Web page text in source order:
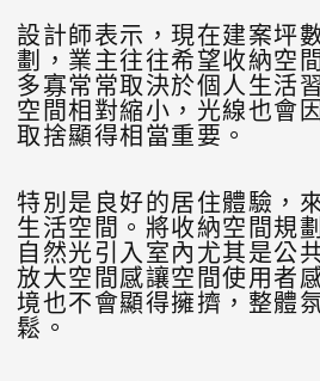
設計師表示，現在建案坪
劃，業主往往希望收納空
多寡常常取決於個人生活
空間相對縮小，光線也會
取捨顯得相當重要。
特別是良好的居住體驗，
生活空間。將收納空間規
自然光引入室內尤其是公
放大空間感讓空間使用者
境也不會顯得擁擠，整體
鬆。